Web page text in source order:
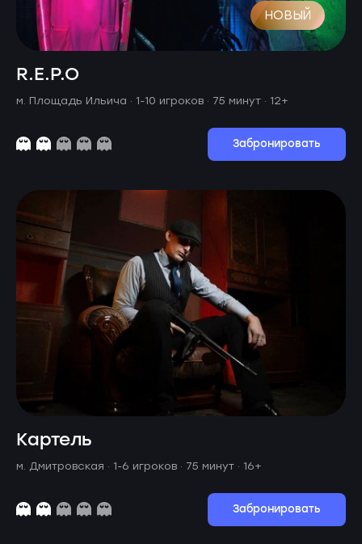
НОВЫЙ
R.E.P.O
м. Площадь Ильича · 1-10 игроков · 75 минут · 12+
Забронировать
Картель
м. Дмитровская · 1-6 игроков · 75 минут · 16+
Забронировать